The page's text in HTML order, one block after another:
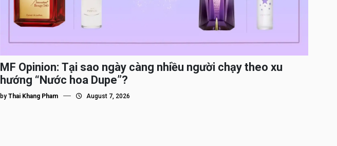
MF Opinion: Tại sao ngày càng nhiều người chạy theo xu
hướng “Nước hoa Dupe”?
by Thai Khang Pham August 7, 2026